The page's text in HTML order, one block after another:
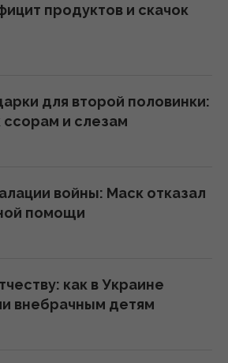
2026
за каждой мелочи: 9
2026
разведка Европы, и
2026
новым зенитным
2026
продуктов и скачок
для второй половинки:
ссорам и слезам
войны: Маск отказал
помощи
как в Украине
внебрачным детям